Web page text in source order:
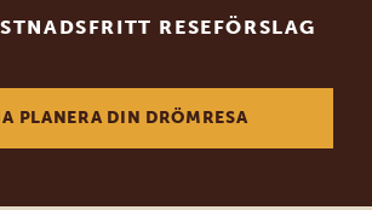
RESEFÖRSLAG
PLANERA DIN DRÖMRESA